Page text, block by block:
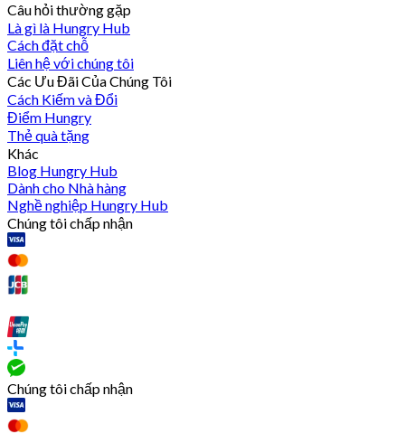
Câu hỏi thường gặp
Là gì là Hungry Hub
Cách đặt chỗ
Liên hệ với chúng tôi
Các Ưu Đãi Của Chúng Tôi
Cách Kiếm và Đổi
Điểm Hungry
Thẻ quà tặng
Khác
Blog Hungry Hub
Dành cho Nhà hàng
Nghề nghiệp Hungry Hub
Chúng tôi chấp nhận
Chúng tôi chấp nhận